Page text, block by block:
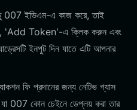
007 ইভিএম-এ কাজ করে, তাই
'Add Token'-এ ক্লিক করুন এবং
ইনপুট দিন যাতে এটি আপনার
ফি প্রদানের জন্য নেটিভ গ্যাস
007 কোন চেইনে ডেপ্লয় করা তার